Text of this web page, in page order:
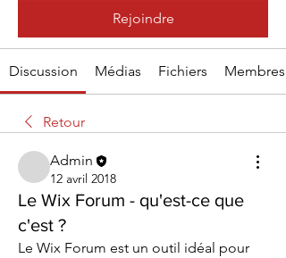
Rejoindre
Discussion Médias Fichiers Membres
Retour
Admin
12 avril 2018
Le Wix Forum - qu'est-ce que
c'est ?
Le Wix Forum est un outil idéal pour